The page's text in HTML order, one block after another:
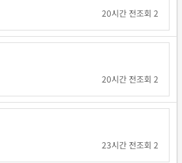
20시간 전조회 2
20시간 전조회 2
23시간 전조회 2